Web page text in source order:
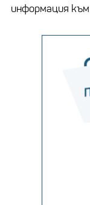
информация